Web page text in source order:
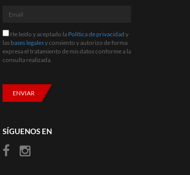
Email
He
leído
y
aceptado
de
privacidad
y
y
He leído y aceptado la Política de privacidad y
las bases legalesy consiento y autorizo de forma
expresa el tratamiento de mis datos conforme a la
consulta realizada.
ENVIAR
SÍGUENOS EN